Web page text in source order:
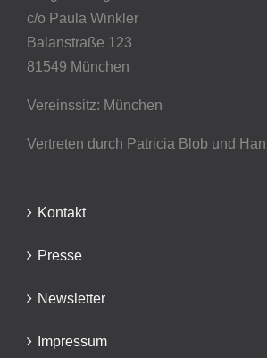
c/o Paula Winkler
Balanstraße 123
81549 München
Vereinssitz: München
Vertreten durch Patricia Blob und
Kontakt
Presse
Newsletter
Impressum